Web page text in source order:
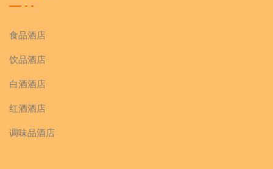
食品酒店
饮品酒店
白酒酒店
红酒酒店
调味品酒店